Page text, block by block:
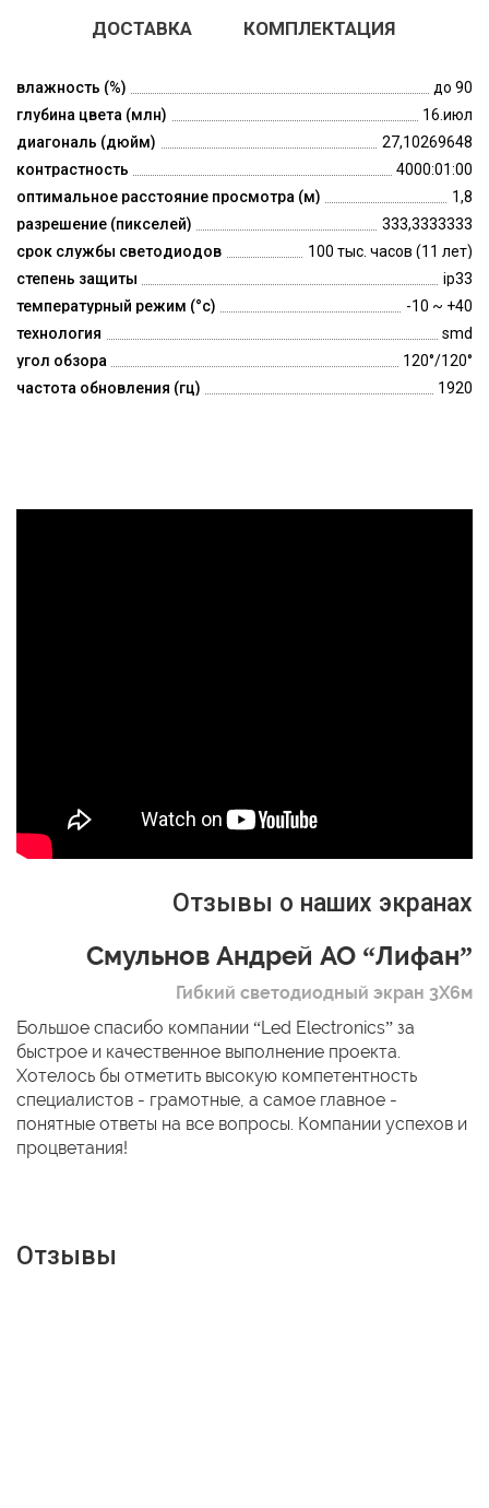
ДОСТАВКА КОМПЛЕКТАЦИЯ
влажность (%)
до 90
глубина цвета (млн)
16.июл
диагональ (дюйм)
27,10269648
контрастность
4000:01:00
оптимальное расстояние просмотра (м)
1,8
разрешение (пикселей)
333,3333333
срок службы светодиодов
100 тыс. часов (11 лет)
степень защиты
ip33
температурный режим (°c)
-10 ~ +40
технология
smd
угол обзора
120°/120°
частота обновления (гц)
1920
Отзывы о наших экранах
Смульнов Андрей АО “Лифан”
Гибкий светодиодный экран 3Х6м
Большое спасибо компании “Led Electronics” за
быстрое и качественное выполнение проекта.
Хотелось бы отметить высокую компетентность
специалистов - грамотные, а самое главное -
понятные ответы на все вопросы. Компании успехов и
процветания!
Отзывы